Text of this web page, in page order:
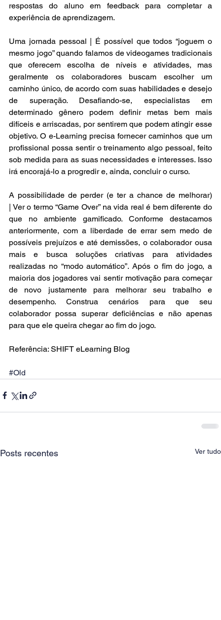
respostas do aluno em feedback para completar a
experiência de aprendizagem.
Uma jornada pessoal | É possível que todos “joguem o
mesmo jogo” quando falamos de videogames tradicionais
que oferecem escolha de níveis e atividades, mas
geralmente os colaboradores buscam escolher um
caminho único, de acordo com suas habilidades e desejo
de superação. Desafiando-se, especialistas em
determinado gênero podem definir metas bem mais
difíceis e arriscadas, por sentirem que podem atingir esse
objetivo. O e-Learning precisa fornecer caminhos que um
profissional possa sentir o treinamento algo pessoal, feito
sob medida para as suas necessidades e interesses. Isso
irá encorajá-lo a progredir e, ainda, concluir o curso.
A possibilidade de perder (e ter a chance de melhorar)
| Ver o termo “Game Over” na vida real é bem diferente do
que no ambiente gamificado. Conforme destacamos
anteriormente, com a liberdade de errar sem medo de
possíveis prejuízos e até demissões, o colaborador ousa
mais e busca soluções criativas para atividades
realizadas no “modo automático”. Após o fim do jogo, a
maioria dos jogadores vai sentir motivação para começar
de novo justamente para melhorar seu trabalho e
desempenho. Construa cenários para que seu
colaborador possa superar deficiências e não apenas
para que ele queira chegar ao fim do jogo.
Referência: SHIFT eLearning Blog
#Old
Posts recentes Ver tudo